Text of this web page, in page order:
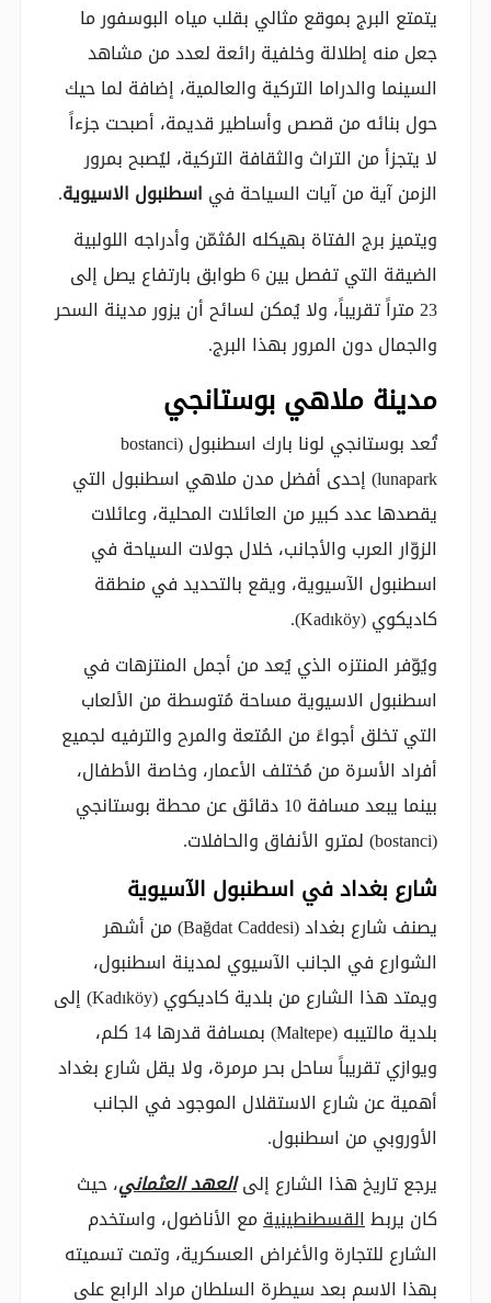
يتمتع البرج بموقع مثالي بقلب مياه البوسفور ما
جعل منه إطلالة وخلفية رائعة لعدد من مشاهد
السينما والدراما التركية والعالمية، إضافة لما حيك
حول بنائه من قصص وأساطير قديمة، أصبحت جزءاً
لا يتجزأ من التراث والثقافة التركية، ليُصبح بمرور
الزمن آية من آيات السياحة في اسطنبول الاسيوية.
ويتميز برج الفتاة بهيكله المُثمّن وأدراجه اللولبية
الضيقة التي تفصل بين 6 طوابق بارتفاع يصل إلى
23 متراً تقريباً، ولا يُمكن لسائح أن يزور مدينة السحر
والجمال دون المرور بهذا البرج.
مدينة ملاهي بوستانجي
تُعد بوستانجي لونا بارك اسطنبول (bostanci
lunapark) إحدى أفضل مدن ملاهي اسطنبول التي
يقصدها عدد كبير من العائلات المحلية، وعائلات
الزوّار العرب والأجانب، خلال جولات السياحة في
اسطنبول الآسيوية، ويقع بالتحديد في منطقة
كاديكوي (Kadıköy).
ويُوّفر المنتزه الذي يُعد من أجمل المنتزهات في
اسطنبول الاسيوية مساحة مُتوسطة من الألعاب
التي تخلق أجواءً من المُتعة والمرح والترفيه لجميع
أفراد الأسرة من مُختلف الأعمار، وخاصة الأطفال،
بينما يبعد مسافة 10 دقائق عن محطة بوستانجي
(bostanci) لمترو الأنفاق والحافلات.
شارع بغداد في اسطنبول الآسيوية
يصنف شارع بغداد (Bağdat Caddesi) من أشهر
الشوارع في الجانب الآسيوي لمدينة اسطنبول،
ويمتد هذا الشارع من بلدية كاديكوي (Kadıköy) إلى
بلدية مالتيبه (Maltepe) بمسافة قدرها 14 كلم،
ويوازي تقريباً ساحل بحر مرمرة، ولا يقل شارع بغداد
أهمية عن شارع الاستقلال الموجود في الجانب
الأوروبي من اسطنبول.
يرجع تاريخ هذا الشارع إلىالعهد العثماني، حيث
كان يربطالقسطنطينيةمع الأناضول، واستخدم
الشارع للتجارة والأغراض العسكرية، وتمت تسميته
بهذا الاسم بعد سيطرة السلطان مراد الرابع على